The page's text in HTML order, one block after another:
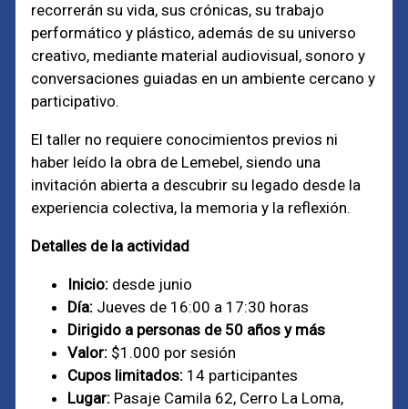
recorrerán su vida, sus crónicas, su trabajo
performático y plástico, además de su universo
creativo, mediante material audiovisual, sonoro y
conversaciones guiadas en un ambiente cercano y
participativo.
El taller no requiere conocimientos previos ni
haber leído la obra de Lemebel, siendo una
invitación abierta a descubrir su legado desde la
experiencia colectiva, la memoria y la reflexión.
Detalles de la actividad
Inicio: desde junio
Día: Jueves de 16:00 a 17:30 horas
Dirigido a personas de 50 años y más
Valor: $1.000 por sesión
Cupos limitados: 14 participantes
Lugar: Pasaje Camila 62, Cerro La Loma,